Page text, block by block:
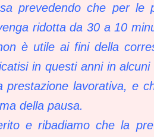
prevedendo che per le
ridotta da 30 a 10
è utile ai fini della
in questi anni in
prestazione lavorativa, e
della pausa.
e ribadiamo che la